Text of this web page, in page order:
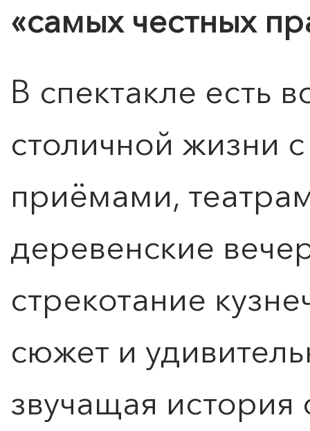
«самых честных
В спектакле есть
столичной жизни
приёмами,
деревенские
стрекотание
сюжет и
звучащая история